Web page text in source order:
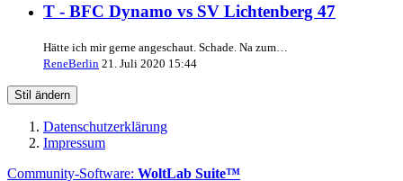
T - BFC Dynamo vs SV Lichtenberg 47
Hätte ich mir gerne angeschaut. Schade. Na zum…
ReneBerlin 21. Juli 2020 15:44
Stil ändern
Datenschutzerklärung
Impressum
Community-Software: WoltLab Suite™